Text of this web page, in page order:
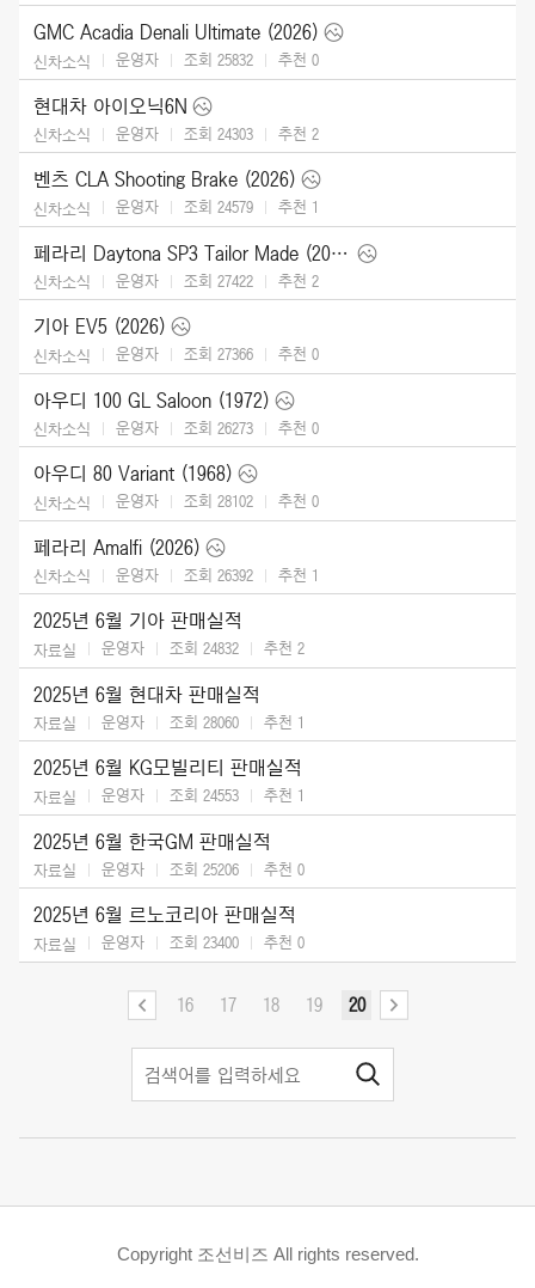
GMC Acadia Denali Ultimate (2026)
신차소식 운영자 조회 25832 추천 0
현대차 아이오닉6N
신차소식 운영자 조회 24303 추천 2
벤츠 CLA Shooting Brake (2026)
신차소식 운영자 조회 24579 추천 1
페라리 Daytona SP3 Tailor Made (2025)
신차소식 운영자 조회 27422 추천 2
기아 EV5 (2026)
신차소식 운영자 조회 27366 추천 0
아우디 100 GL Saloon (1972)
신차소식 운영자 조회 26273 추천 0
아우디 80 Variant (1968)
신차소식 운영자 조회 28102 추천 0
페라리 Amalfi (2026)
신차소식 운영자 조회 26392 추천 1
2025년 6월 기아 판매실적
자료실 운영자 조회 24832 추천 2
2025년 6월 현대차 판매실적
자료실 운영자 조회 28060 추천 1
2025년 6월 KG모빌리티 판매실적
자료실 운영자 조회 24553 추천 1
2025년 6월 한국GM 판매실적
자료실 운영자 조회 25206 추천 0
2025년 6월 르노코리아 판매실적
자료실 운영자 조회 23400 추천 0
16 17 18 19 20
Copyright 조선비즈 All rights reserved.